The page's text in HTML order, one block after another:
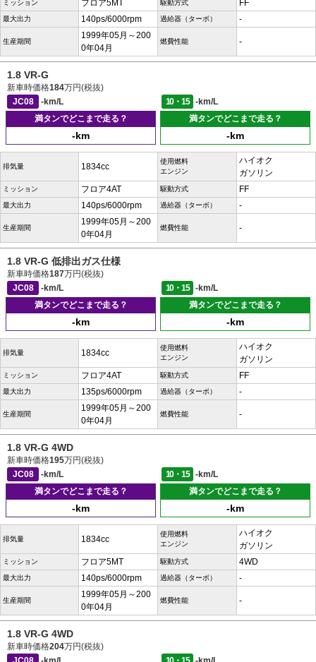
ミッション フロア5MT 駆動方式 FF
最大出力 140ps/6000rpm 過給器（ターボ） -
生産期間
1999年05月～200
0年04月
燃費性能 -
1.8 VR-G
新車時価格184万円(税抜)
JC08
-km/L 10・15
-km/L
満タンでどこまで走る？
-km
満タンでどこまで走る？
-km
排気量 1834cc
使用燃料
エンジン
ハイオク
ガソリン
ミッション フロア4AT 駆動方式 FF
最大出力 140ps/6000rpm 過給器（ターボ） -
生産期間
1999年05月～200
0年04月
燃費性能 -
1.8 VR-G 低排出ガス仕様
新車時価格187万円(税抜)
JC08
-km/L 10・15
-km/L
満タンでどこまで走る？
-km
満タンでどこまで走る？
-km
排気量 1834cc
使用燃料
エンジン
ハイオク
ガソリン
ミッション フロア4AT 駆動方式 FF
最大出力 135ps/6000rpm 過給器（ターボ） -
生産期間
1999年05月～200
0年04月
燃費性能 -
1.8 VR-G 4WD
新車時価格195万円(税抜)
JC08
-km/L 10・15
-km/L
満タンでどこまで走る？
-km
満タンでどこまで走る？
-km
排気量 1834cc
使用燃料
エンジン
ハイオク
ガソリン
ミッション フロア5MT 駆動方式 4WD
最大出力 140ps/6000rpm 過給器（ターボ） -
生産期間
1999年05月～200
0年04月
燃費性能 -
1.8 VR-G 4WD
新車時価格204万円(税抜)